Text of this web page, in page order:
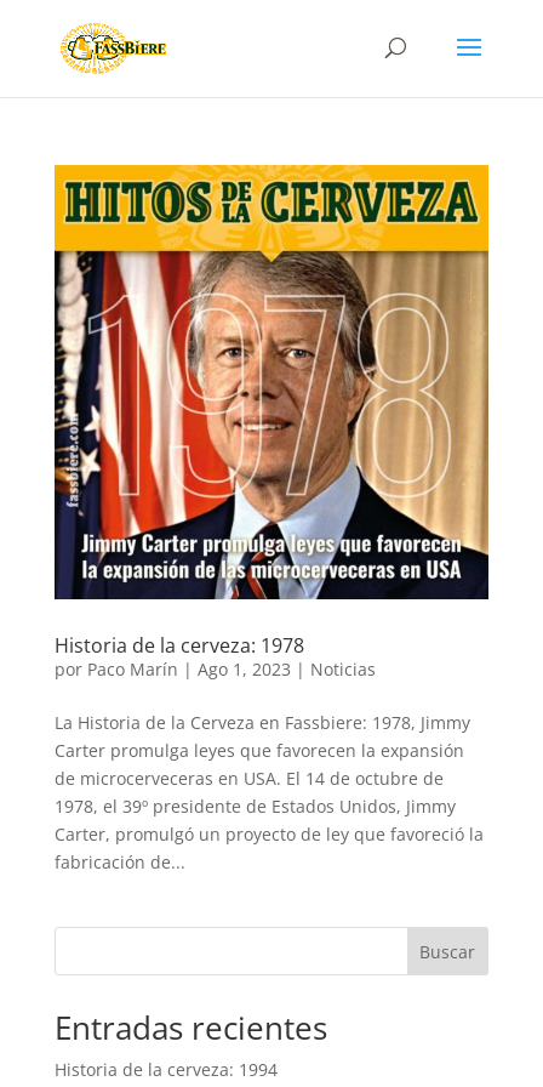
Historia de la cerveza: 1978
por Paco Marín | Ago 1, 2023 | Noticias
La Historia de la Cerveza en Fassbiere: 1978, Jimmy
Carter promulga leyes que favorecen la expansión
de microcerveceras en USA. El 14 de octubre de
1978, el 39º presidente de Estados Unidos, Jimmy
Carter, promulgó un proyecto de ley que favoreció la
fabricación de...
Buscar
Entradas recientes
Historia de la cerveza: 1994